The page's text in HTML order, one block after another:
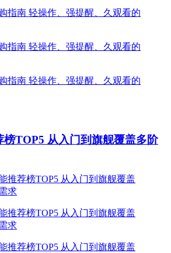
榜TOP5 从入门到旗舰覆盖多阶